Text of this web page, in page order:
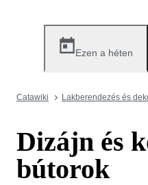
Ezen a héten
Catawiki Lakberendezés és
Dizájn és
bútorok